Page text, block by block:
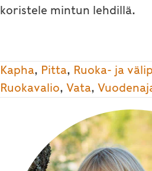
koristele mintun lehdillä.
Kapha, Pitta, Ruoka- ja
Ruokavalio, Vata,